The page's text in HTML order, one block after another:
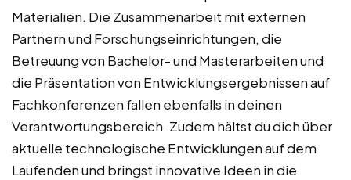
Materialien. Die Zusammenarbeit mit externen
Partnern und Forschungseinrichtungen, die
Betreuung von Bachelor- und Masterarbeiten und
die Präsentation von Entwicklungsergebnissen auf
Fachkonferenzen fallen ebenfalls in deinen
Verantwortungsbereich. Zudem hältst du dich über
aktuelle technologische Entwicklungen auf dem
Laufenden und bringst innovative Ideen in die